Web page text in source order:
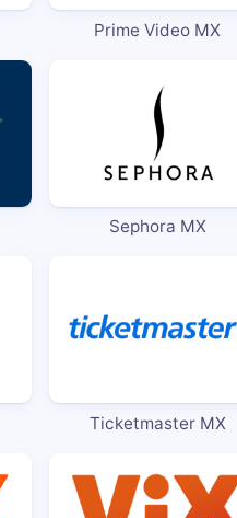
Prime Video MX
Sephora MX
Ticketmaster MX